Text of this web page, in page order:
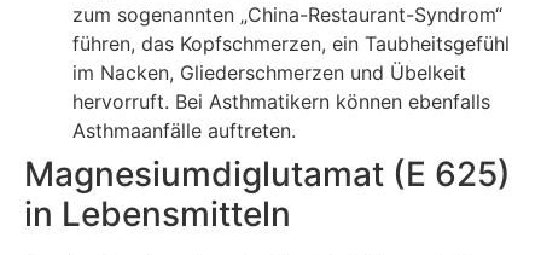
zum sogenannten „China-Restaurant-Syndrom“
führen, das Kopfschmerzen, ein Taubheitsgefühl
im Nacken, Gliederschmerzen und Übelkeit
hervorruft. Bei Asthmatikern können ebenfalls
Asthmaanfälle auftreten.
Magnesiumdiglutamat (E 625)
in Lebensmitteln